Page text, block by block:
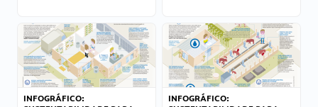
INFOGRÁFICO:
INFOGRÁFICO: